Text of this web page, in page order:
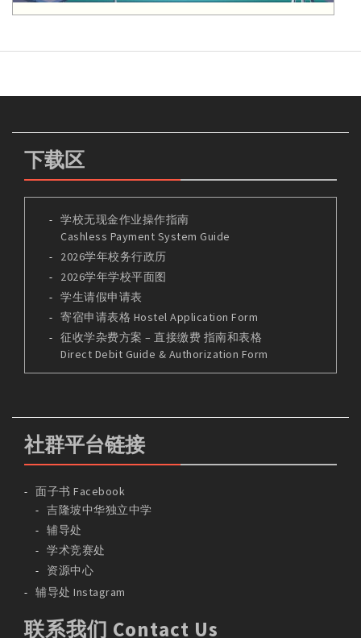
下载区
学校无现金作业操作指南
Cashless Payment System Guide
2026学年校务行政历
2026学年学校平面图
学生请假申请表
寄宿申请表格 Hostel Application Form
征收学杂费方案 – 直接缴费 指南和表格
Direct Debit Guide & Authorization Form
社群平台链接
面子书 Facebook
吉隆坡中华独立中学
辅导处
学术竞赛处
资源中心
辅导处 Instagram
联系我们 Contact Us